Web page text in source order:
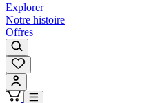
Explorer
Notre histoire
Offres